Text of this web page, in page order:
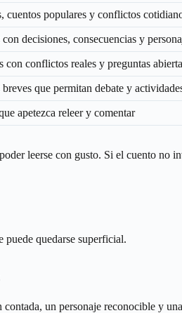
cuentos populares y conflictos
decisiones, consecuencias y
con conflictos reales y preguntas
breves que permitan debate y
apetezca releer y comentar
leerse con gusto. Si el cuento no
puede quedarse superficial.
un personaje reconocible y